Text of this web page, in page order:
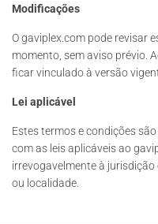
Modificações
O gaviplex.com pode revisar
momento, sem aviso prévio.
ficar vinculado à versão
Lei aplicável
Estes termos e condições
com as leis aplicáveis ao
irrevogavelmente à
ou localidade.